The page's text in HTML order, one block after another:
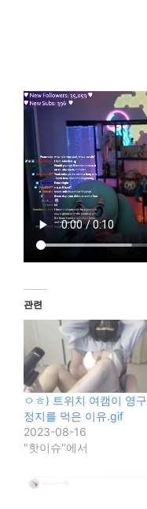
관련
ㅇㅎ) 트위치 여캠이 영구
정지를 먹은 이유.gif
2023-08-16
"핫이슈"에서